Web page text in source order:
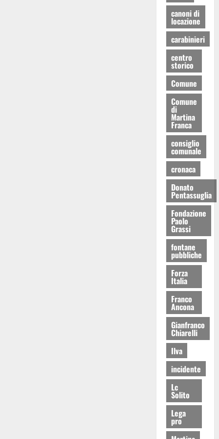
canoni di
locazione
carabinieri
centro
storico
Comune
Comune
di
Martina
Franca
consiglio
comunale
cronaca
Donato
Pentassuglia
Fondazione
Paolo
Grassi
fontane
pubbliche
Forza
Italia
Franco
Ancona
Gianfranco
Chiarelli
Ilva
incidente
Lc
Solito
Lega
pro